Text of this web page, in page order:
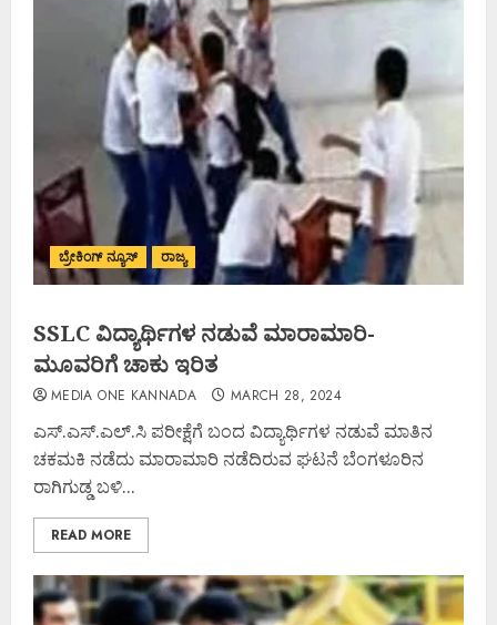
ಬ್ರೇಕಿಂಗ್ ನ್ಯೂಸ್ ರಾಜ್ಯ
SSLC ವಿದ್ಯಾರ್ಥಿಗಳ ನಡುವೆ ಮಾರಾಮಾರಿ-
ಮೂವರಿಗೆ ಚಾಕು ಇರಿತ
MEDIA ONE KANNADA MARCH 28, 2024
ಎಸ್.ಎಸ್.ಎಲ್.ಸಿ ಪರೀಕ್ಷೆಗೆ ಬಂದ ವಿದ್ಯಾರ್ಥಿಗಳ ನಡುವೆ ಮಾತಿನ
ಚಕಮಕಿ ನಡೆದು ಮಾರಾಮಾರಿ ನಡೆದಿರುವ ಘಟನೆ ಬೆಂಗಳೂರಿನ
ರಾಗಿಗುಡ್ಡ ಬಳಿ...
READ MORE